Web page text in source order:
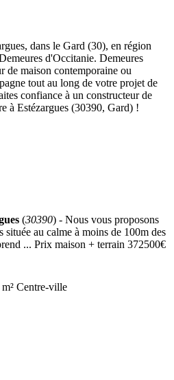
dans le Gard (30), en région
d'Occitanie. Demeures
de maison contemporaine ou
tout au long de votre projet de
confiance à un constructeur de
à Estézargues (30390, Gard) !
(30390) - Nous vous proposons
située au calme à moins de 100m des
... Prix maison + terrain 372500€
Centre-ville